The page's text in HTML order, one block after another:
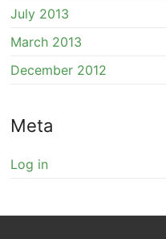
July 2013
March 2013
December 2012
Meta
Log in